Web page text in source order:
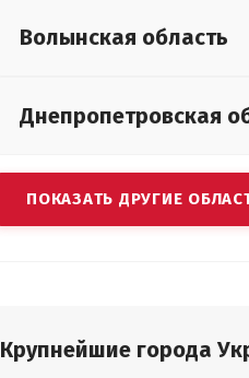
Волынская область
Днепропетровская
ПОКАЗАТЬ ДРУГИЕ
Крупнейшие города